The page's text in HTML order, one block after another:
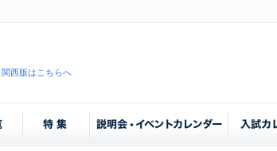
関西版はこちらへ